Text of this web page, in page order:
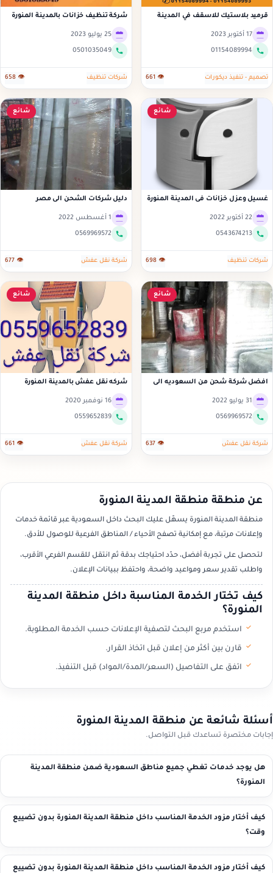
قرميد بلاستيك للاسقف في المدينة
المنو
17 أكتوبر 2023
01154089994
تصميم - تنفيذ ديكورات 👁 661
شركة تنظيف خزانات بالمدينة المنورة
25 يوليو 2023
0501035049
شركات تنظيف 👁 658
شائع
غسيل وعزل خزانات فى المدينة المنورة
22 أكتوبر 2022
0543674213
شركات تنظيف 👁 698
شائع
دليل شركات الشحن الى مصر
0545152579
1 أغسطس 2022
0569969572
شركة نقل عفش 👁 677
شائع
افضل شركة شحن من السعوديه الى
مصر 0561195245
31 يوليو 2022
0569969572
شركة نقل عفش 👁 637
شائع
شركه نقل عفش بالمدينة المنورة
16 نوفمبر 2020
0559652839
شركة نقل عفش 👁 661
عن منطقة منطقة المدينة المنورة
منطقة المدينة المنورة يسهّل عليك البحث داخل السعودية عبر قائمة خدمات
وإعلانات مرتبة، مع إمكانية تصفح الأحياء / المناطق الفرعية للوصول للأدق.
لتحصل على تجربة أفضل، حدّد احتياجك بدقة ثم انتقل للقسم الفرعي الأقرب،
واطلب تقدير سعر ومواعيد واضحة، واحتفظ ببيانات الإعلان.
كيف تختار الخدمة المناسبة داخل منطقة المدينة
المنورة؟
استخدم مربع البحث لتصفية الإعلانات حسب الخدمة المطلوبة.
قارن بين أكثر من إعلان قبل اتخاذ القرار.
اتفق على التفاصيل (السعر/المدة/المواد) قبل التنفيذ.
أسئلة شائعة عن منطقة المدينة المنورة
إجابات مختصرة تساعدك قبل التواصل.
هل يوجد خدمات تغطي جميع مناطق السعودية ضمن منطقة المدينة
المنورة؟
كيف أختار مزود الخدمة المناسب داخل منطقة المدينة المنورة بدون تضييع
وقت؟
كيف أختار مزود الخدمة المناسب داخل منطقة المدينة المنورة بدون تضييع